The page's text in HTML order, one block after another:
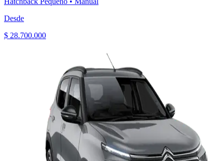
Desde
$ 28.700.000